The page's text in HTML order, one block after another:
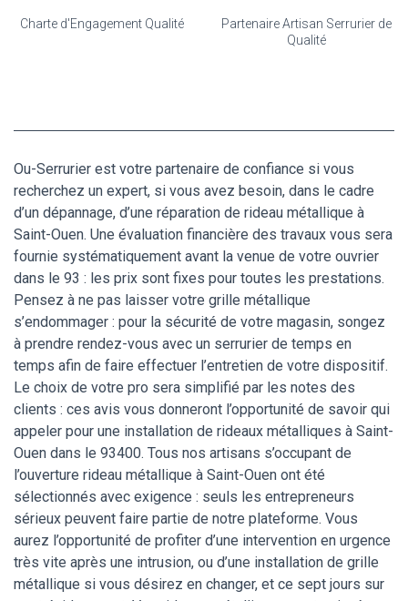
Charte d'Engagement Qualité
Partenaire Artisan Serrurier de
Qualité
Ou-Serrurier est votre partenaire de confiance si vous
recherchez un expert, si vous avez besoin, dans le cadre
d’un dépannage, d’une réparation de rideau métallique à
Saint-Ouen. Une évaluation financière des travaux vous sera
fournie systématiquement avant la venue de votre ouvrier
dans le 93 : les prix sont fixes pour toutes les prestations.
Pensez à ne pas laisser votre grille métallique
s’endommager : pour la sécurité de votre magasin, songez
à prendre rendez-vous avec un serrurier de temps en
temps afin de faire effectuer l’entretien de votre dispositif.
Le choix de votre pro sera simplifié par les notes des
clients : ces avis vous donneront l’opportunité de savoir qui
appeler pour une installation de rideaux métalliques à Saint-
Ouen dans le 93400. Tous nos artisans s’occupant de
l’ouverture rideau métallique à Saint-Ouen ont été
sélectionnés avec exigence : seuls les entrepreneurs
sérieux peuvent faire partie de notre plateforme. Vous
aurez l’opportunité de profiter d’une intervention en urgence
très vite après une intrusion, ou d’une installation de grille
métallique si vous désirez en changer, et ce sept jours sur